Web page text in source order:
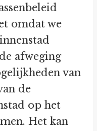
omdat we
afweging
van
de
op het
Het kan